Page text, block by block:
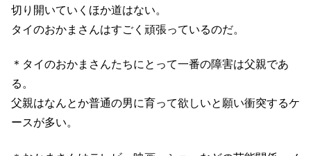
切り開いていくほか道はない。
タイのおかまさんはすごく頑張っているのだ。
＊タイのおかまさんたちにとって一番の障害は父親であ
る。
父親はなんとか普通の男に育って欲しいと願い衝突するケ
ースが多い。